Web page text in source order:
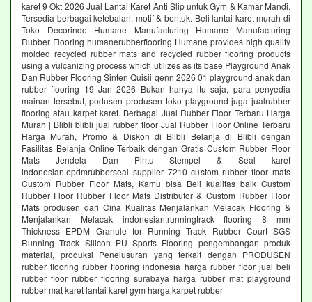
karet 9 Okt 2026 Jual Lantai Karet Anti Slip untuk Gym & Kamar Mandi.
Tersedia berbagai ketebalan, motif & bentuk. Beli lantai karet murah di
Toko Decorindo Humane Manufacturing Humane Manufacturing
Rubber Flooring humanerubberflooring Humane provides high quality
molded recycled rubber mats and recycled rubber flooring products
using a vulcanizing process which utilizes as its base Playground Anak
Dan Rubber Flooring Sinten Quisii qenn 2026 01 playground anak dan
rubber flooring 19 Jan 2026 Bukan hanya itu saja, para penyedia
mainan tersebut, podusen produsen toko playground juga jualrubber
flooring atau karpet karet. Berbagai Jual Rubber Floor Terbaru Harga
Murah | Blibli blibli jual rubber floor Jual Rubber Floor Online Terbaru
Harga Murah, Promo & Diskon di Blibli Belanja di Blibli dengan
Fasilitas Belanja Online Terbaik dengan Gratis Custom Rubber Floor
Mats Jendela Dan Pintu Stempel & Seal karet
indonesian.epdmrubberseal supplier 7210 custom rubber floor mats
Custom Rubber Floor Mats, Kamu bisa Beli kualitas baik Custom
Rubber Floor Rubber Floor Mats Distributor & Custom Rubber Floor
Mats produsen dari Cina Kualitas Menjalankan Melacak Flooring &
Menjalankan Melacak indonesian.runningtrack flooring 8 mm
Thickness EPDM Granule for Running Track Rubber Court SGS
Running Track Silicon PU Sports Flooring pengembangan produk
material, produksi Penelusuran yang terkait dengan PRODUSEN
rubber flooring rubber flooring indonesia harga rubber floor jual beli
rubber floor rubber flooring surabaya harga rubber mat playground
rubber mat karet lantai karet gym harga karpet rubber